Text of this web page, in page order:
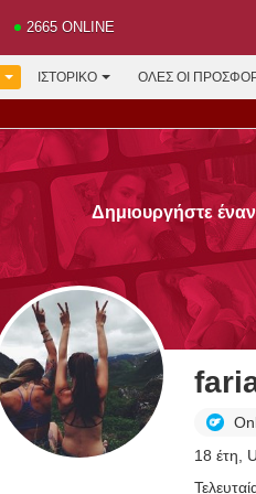
2665 ONLINE
ΙΣΤΟΡΙΚΌ ΟΛΕΣ ΟΙ
Δημιουργήστε
18 έτη,